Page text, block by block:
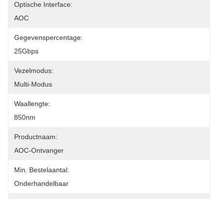
Optische Interface:
AOC
Gegevenspercentage:
25Gbps
Vezelmodus:
Multi-Modus
Waallengte:
850nm
Productnaam:
AOC-Ontvanger
Min. Bestelaantal:
Onderhandelbaar